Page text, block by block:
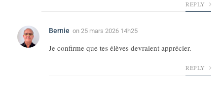
REPLY
Bernie on 25 mars 2026 14h25
Je confirme que tes élèves devraient apprécier.
REPLY